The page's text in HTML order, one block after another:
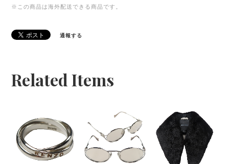
※この商品は海外配送できる商品です。
通報する
Related Items